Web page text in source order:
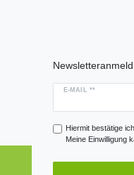
E-MAIL **
Hiermit bestätige
Meine Einwilligung